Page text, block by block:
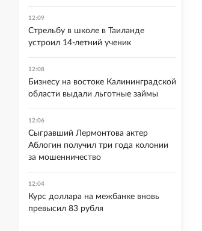
12:09
Стрельбу в школе в Таиланде
устроил 14-летний ученик
12:08
Бизнесу на востоке Калининградской
области выдали льготные займы
12:06
Сыгравший Лермонтова актер
Аблогин получил три года колонии
за мошенничество
12:04
Курс доллара на межбанке вновь
превысил 83 рубля